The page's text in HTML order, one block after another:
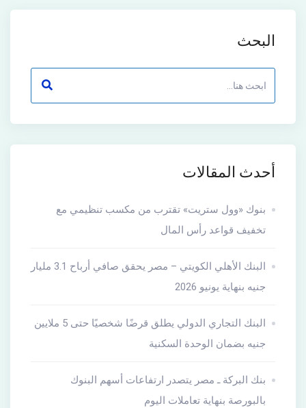
البحث
أحدث المقالات
بنوك «وول ستريت» تقترب من مكسب تنظيمي مع
تخفيف قواعد رأس المال
البنك الأهلي الكويتي – مصر يحقق صافي أرباح 3.1 مليار
جنيه بنهاية يونيو 2026
البنك التجاري الدولي يطلق قرضًا شخصيًا حتى 5 ملايين
جنيه بضمان الوحدة السكنية
بنك البركة ـ مصر يتصدر ارتفاعات أسهم البنوك
بالبورصة بنهاية تعاملات اليوم